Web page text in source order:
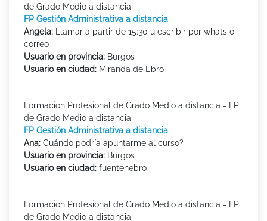
de Grado Medio a distancia
FP Gestión Administrativa a distancia
Angela: Llamar a partir de 15:30 u escribir por whats o
correo
Usuario en provincia: Burgos
Usuario en ciudad: Miranda de Ebro
Formación Profesional de Grado Medio a distancia - FP
de Grado Medio a distancia
FP Gestión Administrativa a distancia
Ana: Cuándo podría apuntarme al curso?
Usuario en provincia: Burgos
Usuario en ciudad: fuentenebro
Formación Profesional de Grado Medio a distancia - FP
de Grado Medio a distancia